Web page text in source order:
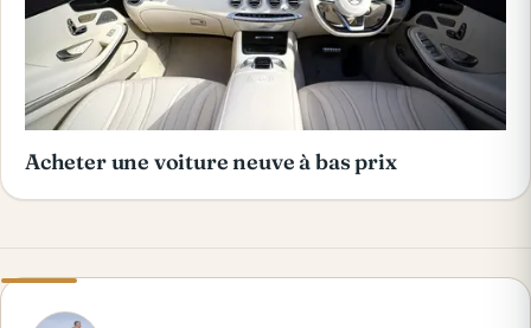
Acheter une voiture neuve à bas prix